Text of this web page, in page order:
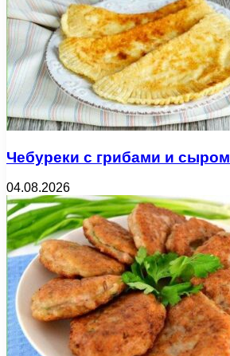
Чебуреки с грибами и сыром
04.08.2026